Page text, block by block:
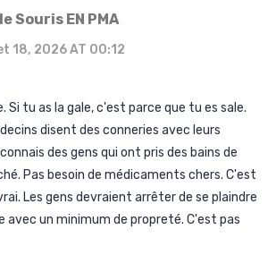
Souris EN PMA
18, 2026 AT 00:12
Si tu as la gale, c'est parce que tu es sale.
disent des conneries avec leurs
des gens qui ont pris des bains de
Pas besoin de médicaments chers. C'est
Les gens devraient arrêter de se plaindre
avec un minimum de propreté. C'est pas